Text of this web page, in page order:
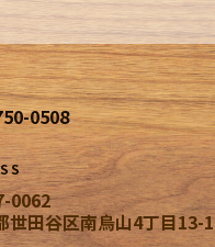
0508
0062
世田谷区南烏山4丁目13-1